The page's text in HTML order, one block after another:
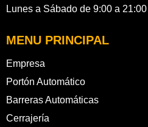
Lunes a Sábado de 9:00 a
MENU PRINCIPAL
Empresa
Portón Automático
Barreras Automáticas
Cerrajería